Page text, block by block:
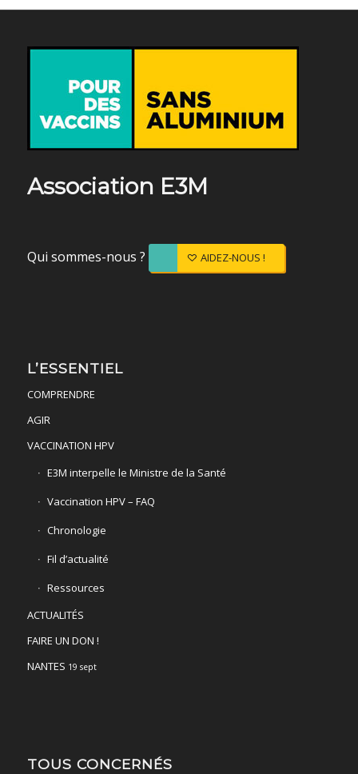
Association E3M
Qui sommes-nous ? AIDEZ-NOUS !
L’ESSENTIEL
COMPRENDRE
AGIR
VACCINATION HPV
E3M interpelle le Ministre de la Santé
Vaccination HPV – FAQ
Chronologie
Fil d’actualité
Ressources
ACTUALITÉS
FAIRE UN DON !
NANTES 19 sept
TOUS CONCERNÉS